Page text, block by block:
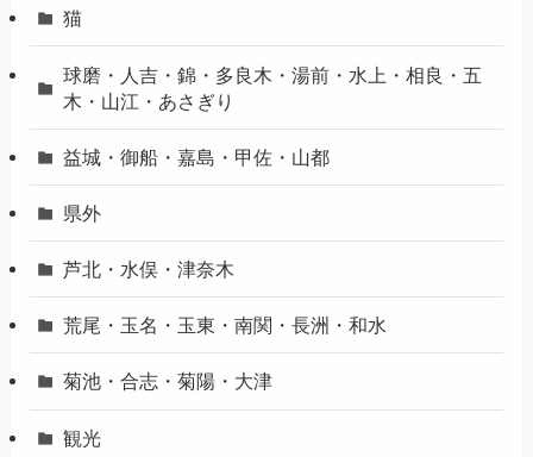
猫
球磨・人吉・錦・多良木・湯前・水上・相良・五
木・山江・あさぎり
益城・御船・嘉島・甲佐・山都
県外
芦北・水俣・津奈木
荒尾・玉名・玉東・南関・長洲・和水
菊池・合志・菊陽・大津
観光